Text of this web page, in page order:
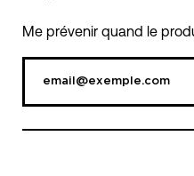
Me prévenir quand le